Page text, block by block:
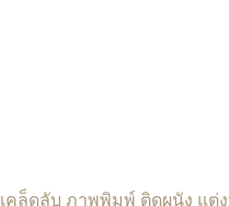
เคล็ดลับ ภาพพิมพ์ ติดผนัง แต่